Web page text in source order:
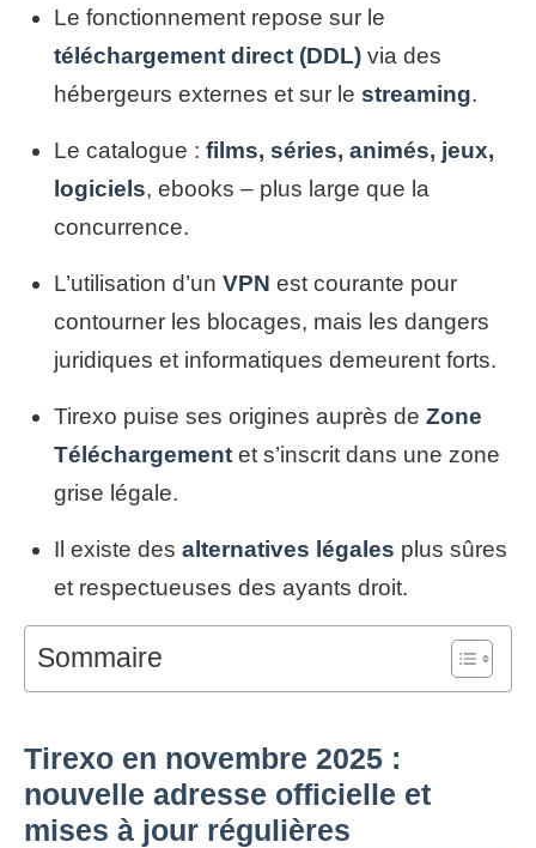
Le fonctionnement repose sur le
téléchargement direct (DDL) via des
hébergeurs externes et sur le streaming.
Le catalogue : films, séries, animés, jeux,
logiciels, ebooks – plus large que la
concurrence.
L’utilisation d’un VPN est courante pour
contourner les blocages, mais les dangers
juridiques et informatiques demeurent forts.
Tirexo puise ses origines auprès de Zone
Téléchargement et s’inscrit dans une zone
grise légale.
Il existe des alternatives légales plus sûres
et respectueuses des ayants droit.
Sommaire
Tirexo en novembre 2025 :
nouvelle adresse officielle et
mises à jour régulières